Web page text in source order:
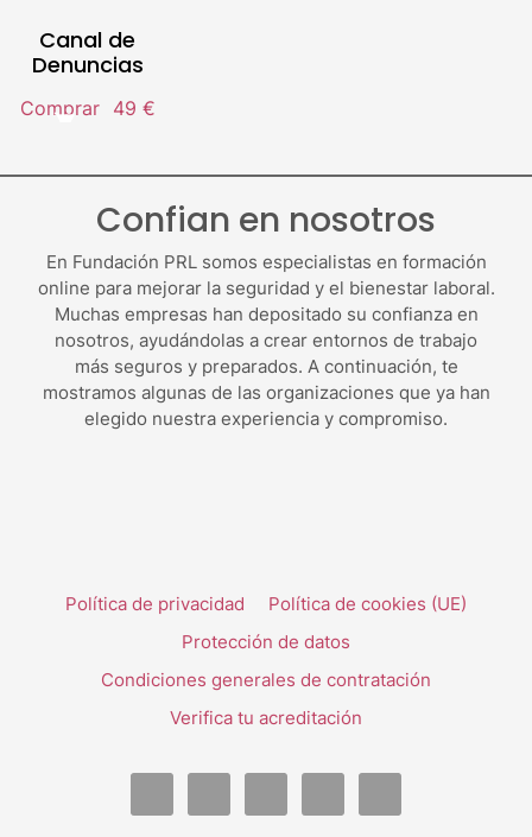
Canal de
Denuncias
Comprar 49 €
Confian en nosotros
En Fundación PRL somos especialistas en formación
online para mejorar la seguridad y el bienestar laboral.
Muchas empresas han depositado su confianza en
nosotros, ayudándolas a crear entornos de trabajo
más seguros y preparados. A continuación, te
mostramos algunas de las organizaciones que ya han
elegido nuestra experiencia y compromiso.
Política de privacidad
Política de cookies (UE)
Protección de datos
Condiciones generales de contratación
Verifica tu acreditación